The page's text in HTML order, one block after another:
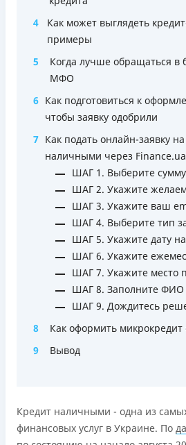
мгновенно через приложение)
Максимальный кредитный
соответствующем уровне
Удобное приложение для
платёжной картой и кредитным
необходимость общения с
Срок пользования кредитным
при своевременном
линии — 5 лет с возможностью
Можно использовать лимит на
потребительские нужды
Недостатки
Нет программы лояльности для
Нет кредита для юрлиц (ФОП)
Нет круглосуточной поддержки
Telegram, Facebook
Через терминалы
Вся информация о кредите
4
Как может выглядеть
примеры
5
Когда лучше обращаться в
МФО
6 Как подготовиться к
чтобы заявку одобрили
7 Как подать онлайн-заявку
наличными через Finance.ua
ШАГ 1. Выберите
ШАГ 2. Укажите
ШАГ 3. Укажите ваш
ШАГ 4. Выберите тип
ШАГ 5. Укажите дату
ШАГ 6. Укажите
ШАГ 7. Укажите место
ШАГ 8. Заполните
ШАГ 9. Дождитесь
8
Как оформить микрокредит
9
Вывод
Кредит наличными - одна из
финансовых услуг в Украине. По